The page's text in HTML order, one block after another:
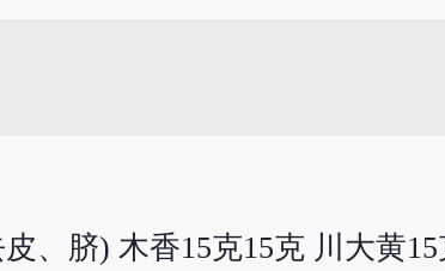
、脐) 木香15克15克 川大黄